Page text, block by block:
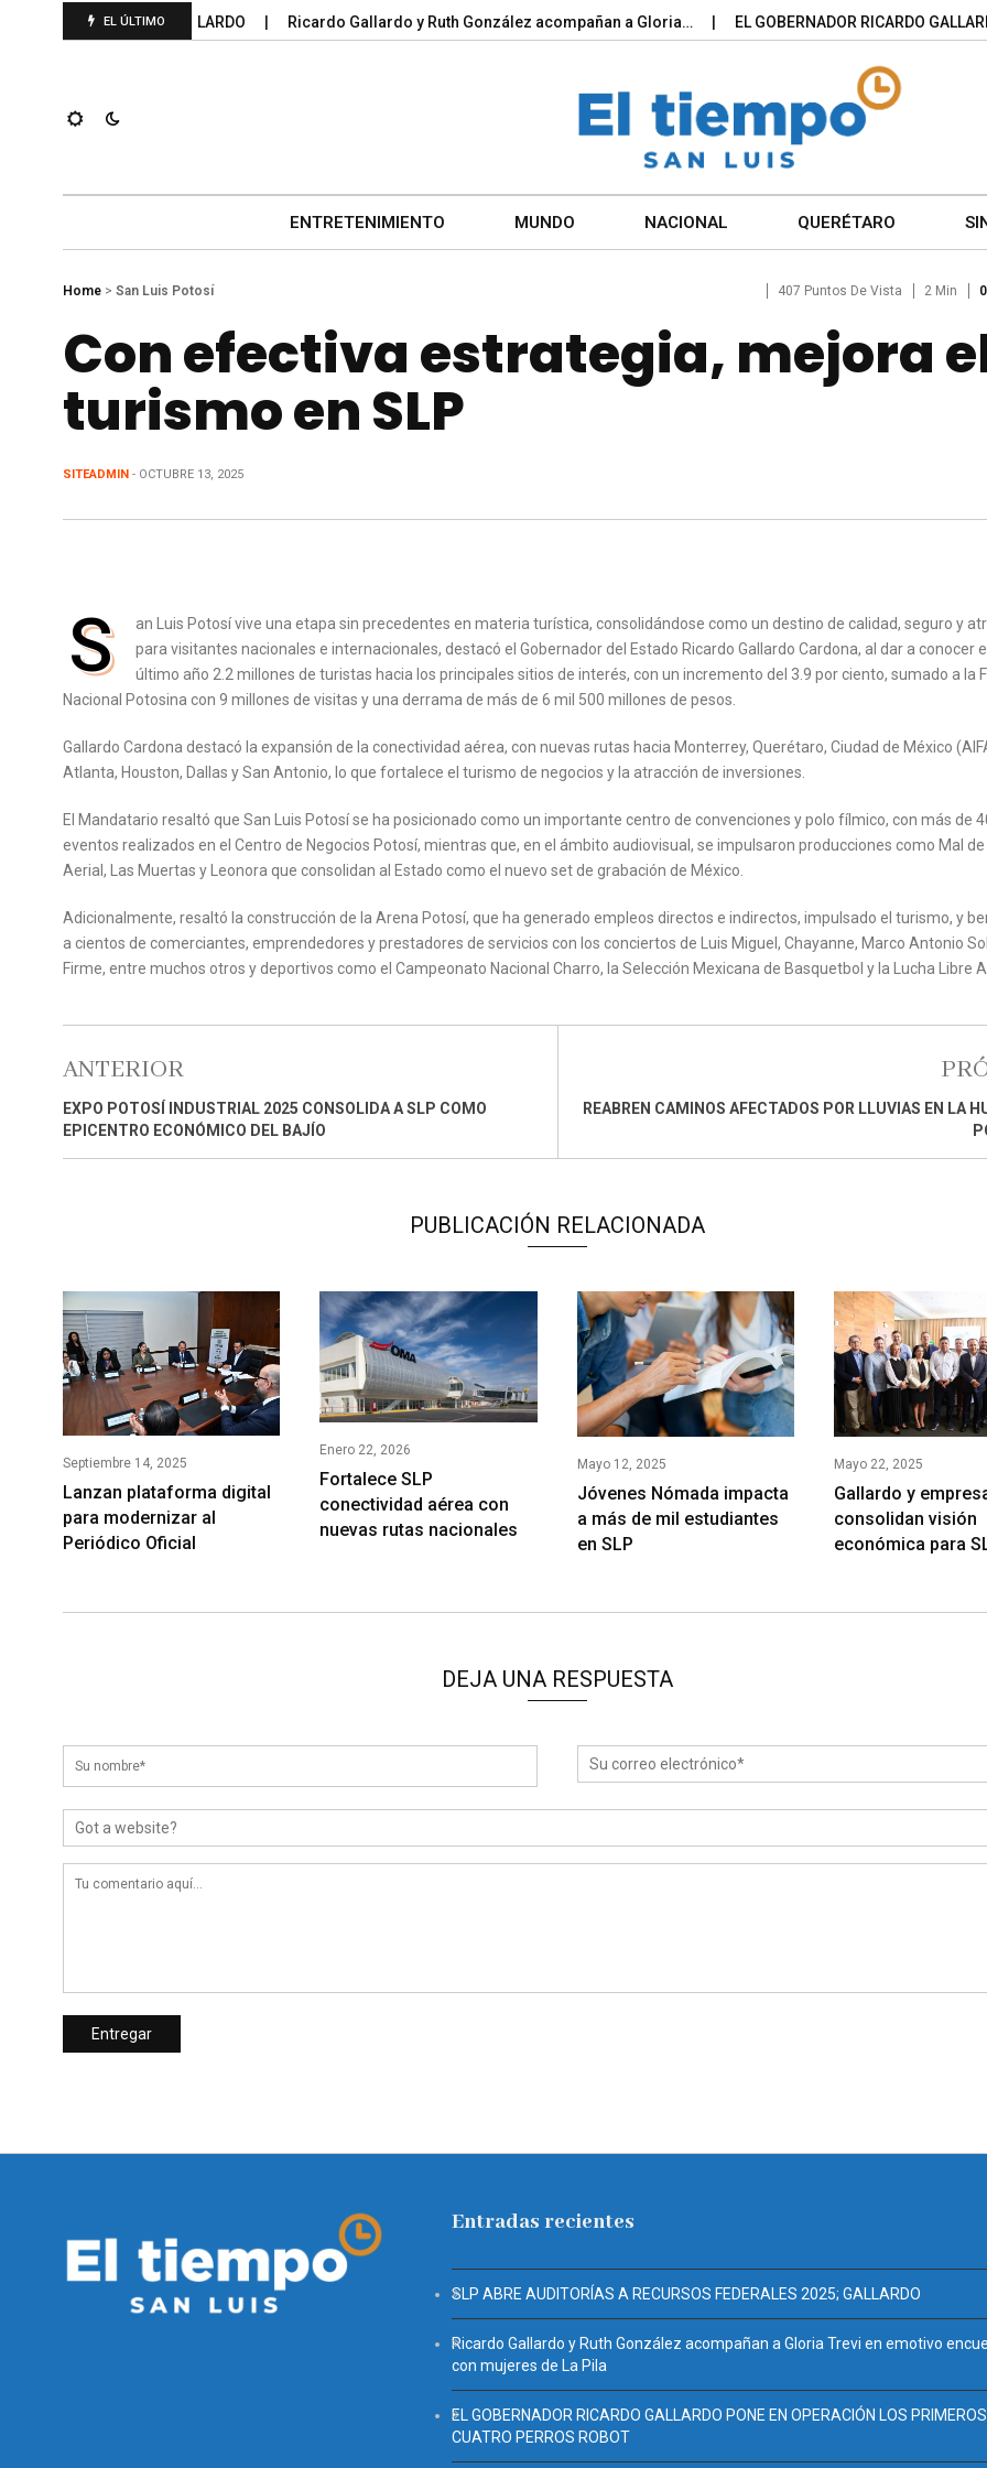
EL ÚLTIMO
FEDERALES 2025; GALLARDO Ricardo Gallardo y Ruth González acompañan a Gloria… EL GOBERNADOR RICARDO
ENTRETENIMIENTO MUNDO NACIONAL QUERÉTARO
Home > San Luis Potosí 407 Puntos De Vista 2 Min
Con efectiva estrategia, mejora
turismo en SLP
SITEADMIN - OCTUBRE 13, 2025
S
an Luis Potosí vive una etapa sin precedentes en materia turística, consolidándose como un destino de calidad, seguro y
para visitantes nacionales e internacionales, destacó el Gobernador del Estado Ricardo Gallardo Cardona, al dar a conocer
último año 2.2 millones de turistas hacia los principales sitios de interés, con un incremento del 3.9 por ciento, sumado a la
Nacional Potosina con 9 millones de visitas y una derrama de más de 6 mil 500 millones de pesos.
Gallardo Cardona destacó la expansión de la conectividad aérea, con nuevas rutas hacia Monterrey, Querétaro, Ciudad de México
Atlanta, Houston, Dallas y San Antonio, lo que fortalece el turismo de negocios y la atracción de inversiones.
El Mandatario resaltó que San Luis Potosí se ha posicionado como un importante centro de convenciones y polo fílmico, con más de
eventos realizados en el Centro de Negocios Potosí, mientras que, en el ámbito audiovisual, se impulsaron producciones como Mal
Aerial, Las Muertas y Leonora que consolidan al Estado como el nuevo set de grabación de México.
Adicionalmente, resaltó la construcción de la Arena Potosí, que ha generado empleos directos e indirectos, impulsado el turismo, y
a cientos de comerciantes, emprendedores y prestadores de servicios con los conciertos de Luis Miguel, Chayanne, Marco Antonio
Firme, entre muchos otros y deportivos como el Campeonato Nacional Charro, la Selección Mexicana de Basquetbol y la Lucha Libre
ANTERIOR
EXPO POTOSÍ INDUSTRIAL 2025 CONSOLIDA A SLP COMO
EPICENTRO ECONÓMICO DEL BAJÍO
REABREN CAMINOS AFECTADOS POR LLUVIAS EN LA
PUBLICACIÓN RELACIONADA
Septiembre 14, 2025
Lanzan plataforma digital
para modernizar al
Periódico Oficial
Enero 22, 2026
Fortalece SLP
conectividad aérea con
nuevas rutas nacionales
Mayo 12, 2025
Jóvenes Nómada impacta
a más de mil estudiantes
en SLP
Mayo 22, 2025
Gallardo y
consolidan visión
económica para
DEJA UNA RESPUESTA
Entradas recientes
SLP ABRE AUDITORÍAS A RECURSOS FEDERALES 2025; GALLARDO
Ricardo Gallardo y Ruth González acompañan a Gloria Trevi en emotivo
con mujeres de La Pila
EL GOBERNADOR RICARDO GALLARDO PONE EN OPERACIÓN LOS PRIMEROS
CUATRO PERROS ROBOT